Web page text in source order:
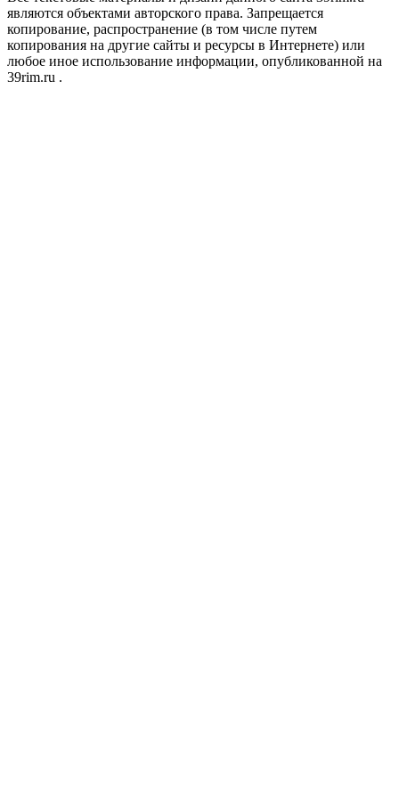
являются объектами авторского права. Запрещается
копирование, распространение (в том числе путем
копирования на другие сайты и ресурсы в Интернете) или
любое иное использование информации, опубликованной на
39rim.ru .